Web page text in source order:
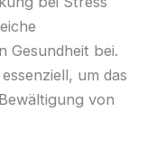
Gesundheit bei.
um das
von